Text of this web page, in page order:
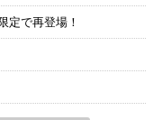
定で再登場！